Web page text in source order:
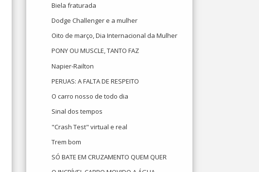
Biela fraturada
Dodge Challenger e a mulher
Oito de março, Dia Internacional da Mulher
PONY OU MUSCLE, TANTO FAZ
Napier-Railton
PERUAS: A FALTA DE RESPEITO
O carro nosso de todo dia
Sinal dos tempos
"Crash Test" virtual e real
Trem bom
SÓ BATE EM CRUZAMENTO QUEM QUER